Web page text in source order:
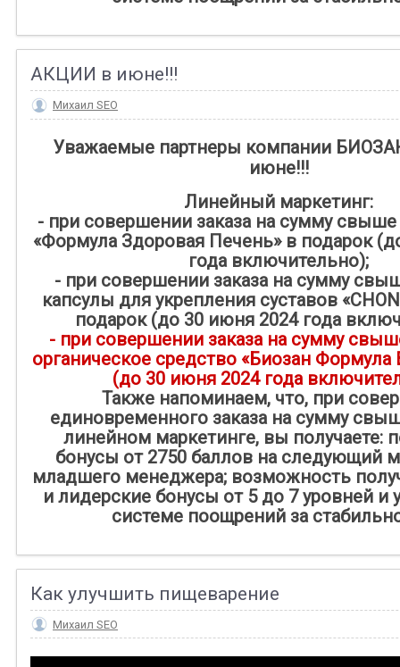
АКЦИИ в июне!!!
Михаил SEO
Уважаемые партнеры компании
июне!!!
Линейный маркетинг:
- при совершении заказа на сумму свыше
«Формула Здоровая Печень» в подарок
года включительно);
- при совершении заказа на сумму
капсулы для укрепления суставов
подарок (до 30 июня 2024 года
- при совершении заказа на сумму
органическое средство «Биозан Формула
(до 30 июня 2024 года
Также напоминаем, что, при
единовременного заказа на сумму
линейном маркетинге, вы получаете:
бонусы от 2750 баллов на следующий
младшего менеджера; возможность
и лидерские бонусы ‪от 5 до 7‬ уровней и
системе поощрений за
Как улучшить пищеварение
Михаил SEO